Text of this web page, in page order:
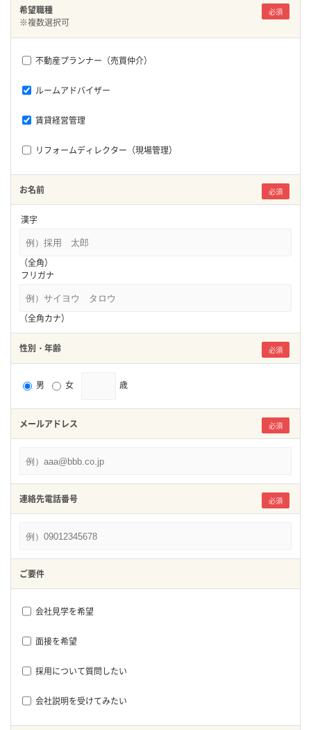
希望職種 必須
※複数選択可
不動産プランナー（売買仲介）
ルームアドバイザー
賃貸経営管理
リフォームディレクター（現場管理）
お名前 必須
漢字
（全角）
フリガナ
（全角カナ）
性別・年齢 必須
男 女 歳
メールアドレス 必須
連絡先電話番号 必須
ご要件
会社見学を希望
面接を希望
採用について質問したい
会社説明を受けてみたい